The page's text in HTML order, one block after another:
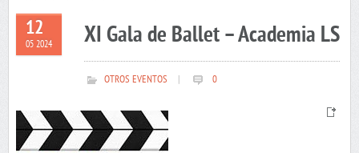
12
05 2024 XI Gala de Ballet – Academia LS
OTROS EVENTOS 0